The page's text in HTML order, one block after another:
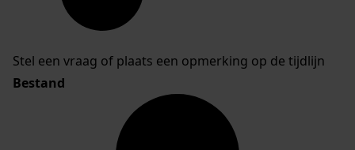
Stel een vraag of plaats een opmerking op de tijdlijn
Bestand